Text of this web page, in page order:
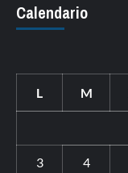
Calendario
L M
3 4